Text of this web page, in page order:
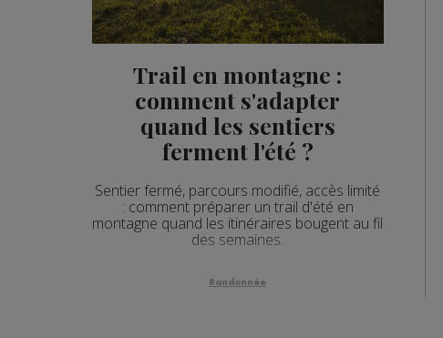
Trail en montagne :
comment s'adapter
quand les sentiers
ferment l'été ?
Sentier fermé, parcours modifié, accès limité
: comment préparer un trail d'été en
montagne quand les itinéraires bougent au fil
des semaines.
Randonnée